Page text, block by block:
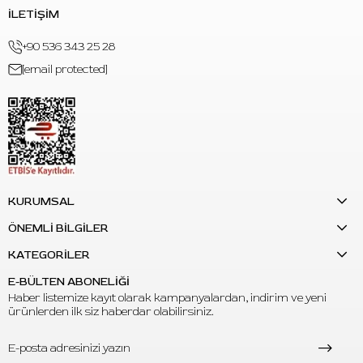
İLETİŞİM
+90 536 343 25 28
[email protected]
KURUMSAL
ÖNEMLİ BİLGİLER
KATEGORİLER
E-BÜLTEN ABONELİĞİ
Haber listemize kayıt olarak kampanyalardan, indirim ve yeni
ürünlerden ilk siz haberdar olabilirsiniz.